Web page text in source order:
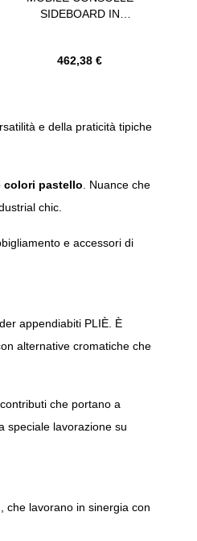
SIDEBOARD IN
BIANCO E ANTE
462,38 €
e della praticità tipiche
colori pastello . Nuance che
chic.
e accessori di
appendiabiti PLIÈ . È
alternative cromatiche che
che portano a
speciale lavorazione su
, che lavorano in sinergia con